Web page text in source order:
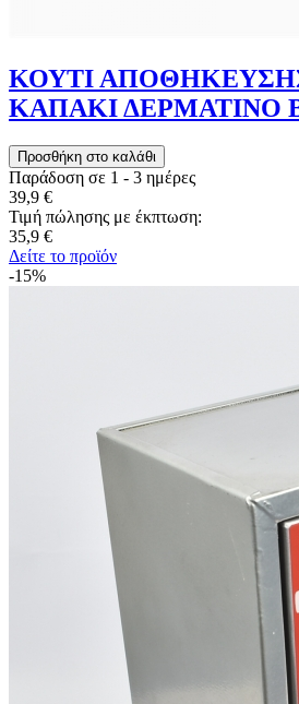
ΚΟΥΤΙ
ΚΑΠΑΚΙ ΔΕΡΜΑΤΙΝΟ
Παράδοση σε 1 - 3 ημέρες
39,9 €
Τιμή πώλησης με έκπτωση:
35,9 €
Δείτε το προϊόν
-15%